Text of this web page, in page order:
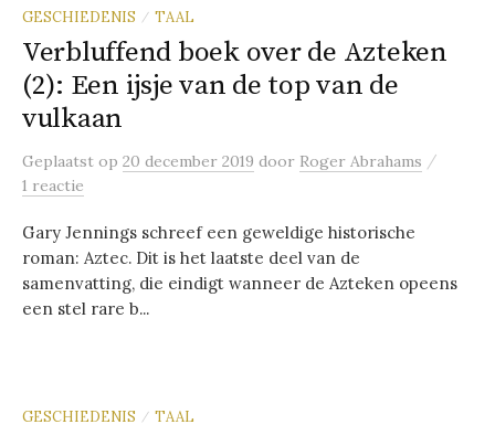
GESCHIEDENIS / TAAL
Verbluffend boek over de Azteken
(2): Een ijsje van de top van de
vulkaan
Geplaatst op 20 december 2019 door Roger Abrahams /
1 reactie
Gary Jennings schreef een geweldige historische
roman: Aztec. Dit is het laatste deel van de
samenvatting, die eindigt wanneer de Azteken opeens
een stel rare b...
GESCHIEDENIS / TAAL